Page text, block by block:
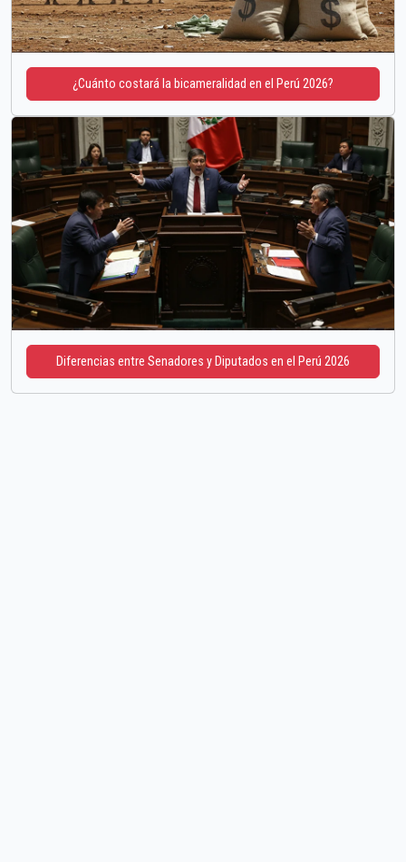
¿Cuánto costará la bicameralidad en el Perú 2026?
Diferencias entre Senadores y Diputados en el Perú 2026